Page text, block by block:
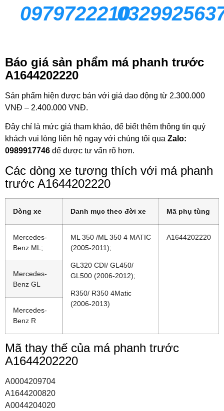
0979722210
Báo giá sản phẩm má phanh trước
A1644202220
Sản phẩm hiện được bán với giá dao động từ 2.300.000
VNĐ – 2.400.000 VNĐ.
Đây chỉ là mức giá tham khảo, để biết thêm thông tin quý
khách vui lòng liên hệ ngay với chúng tôi qua Zalo:
0989917746 để được tư vấn rõ hơn.
Các dòng xe tương thích với má phanh
trước A1644202220
Dòng xe Danh mục theo đời xe Mã phụ tùng
Mercedes-
Benz ML;
ML 350 /ML 350 4 MATIC
(2005-2011);
GL320 CDI/ GL450/
GL500 (2006-2012);
R350/ R350 4Matic
(2006-2013)
A1644202220
Mercedes-
Benz GL
Mercedes-
Benz R
Mã thay thế của má phanh trước
A1644202220
A0004209704
A1644200820
A0044204020